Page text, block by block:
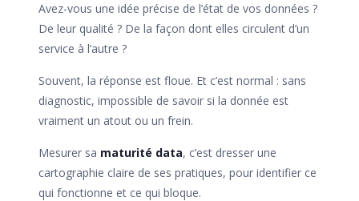
Avez-vous une idée précise de l’état de vos données ?
De leur qualité ? De la façon dont elles circulent d’un
service à l’autre ?
Souvent, la réponse est floue. Et c’est normal : sans
diagnostic, impossible de savoir si la donnée est
vraiment un atout ou un frein.
Mesurer sa maturité data, c’est dresser une
cartographie claire de ses pratiques, pour identifier ce
qui fonctionne et ce qui bloque.